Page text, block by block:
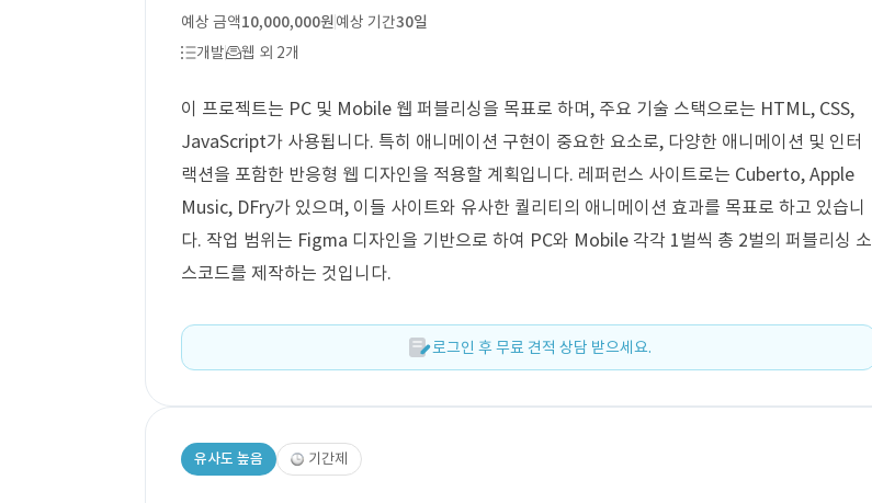
예상 금액10,000,000원예상 기간30일
개발
웹 외 2개
이 프로젝트는 PC 및 Mobile 웹 퍼블리싱을 목표로 하며, 주요 기술 스택으로는 HTML, CSS,
JavaScript가 사용됩니다. 특히 애니메이션 구현이 중요한 요소로, 다양한 애니메이션 및 인터
랙션을 포함한 반응형 웹 디자인을 적용할 계획입니다. 레퍼런스 사이트로는 Cuberto, Apple
Music, DFry가 있으며, 이들 사이트와 유사한 퀄리티의 애니메이션 효과를 목표로 하고 있습니
다. 작업 범위는 Figma 디자인을 기반으로 하여 PC와 Mobile 각각 1벌씩 총 2벌의 퍼블리싱 소
스코드를 제작하는 것입니다.
로그인 후 무료 견적 상담 받으세요.
유사도 높음 기간제